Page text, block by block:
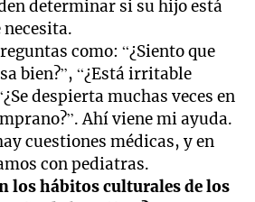
determinar si su hijo está
como: “¿Siento que
bien?”, “¿Está irritable
despierta muchas veces en
Ahí viene mi ayuda.
cuestiones médicas, y en
con pediatras.
los hábitos culturales de los